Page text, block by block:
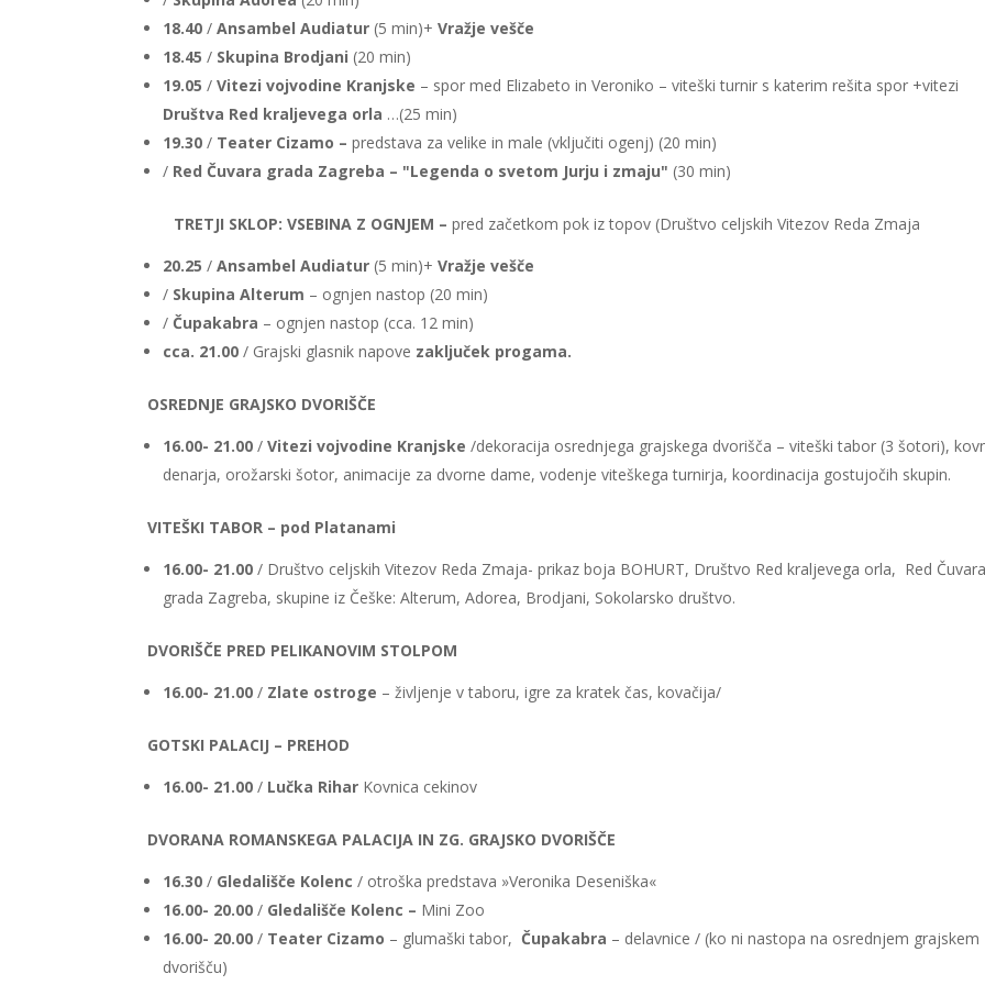
18.40/ Ansambel Audiatur (5 min)+Vražje vešče
18.45/ Skupina Brodjani (20 min)
19.05/Vitezi vojvodine Kranjske – spor med Elizabeto in Veroniko – viteški turnir s katerim rešita spor +vitezi
Društva Red kraljevega orla …(25 min)
19.30/ Teater Cizamo –predstava za velike in male (vključiti ogenj) (20 min)
/ Red Čuvara grada Zagreba – "Legenda o svetom Jurju i zmaju" (30 min)
TRETJI SKLOP: VSEBINA Z OGNJEM –pred začetkom pok iz topov (Društvo celjskih Vitezov Reda Zmaja
20.25/ Ansambel Audiatur (5 min)+Vražje vešče
/ Skupina Alterum – ognjen nastop (20 min)
/ Čupakabra – ognjen nastop (cca. 12 min)
cca. 21.00 / Grajski glasnik napove zaključek progama.
OSREDNJE GRAJSKO DVORIŠČE
16.00- 21.00/Vitezi vojvodine Kranjske /dekoracija osrednjega grajskega dvorišča – viteški tabor (3 šotori),
denarja, orožarski šotor, animacije za dvorne dame, vodenje viteškega turnirja, koordinacija gostujočih skupin.
VITEŠKI TABOR – pod Platanami
16.00- 21.00/ Društvo celjskih Vitezov Reda Zmaja- prikaz boja BOHURT, Društvo Red kraljevega orla, Red
grada Zagreba, skupine iz Češke: Alterum, Adorea, Brodjani, Sokolarsko društvo.
DVORIŠČE PRED PELIKANOVIM STOLPOM
16.00- 21.00/ Zlate ostroge – življenje v taboru, igre za kratek čas, kovačija/
GOTSKI PALACIJ – PREHOD
16.00- 21.00/ Lučka Rihar Kovnica cekinov
DVORANA ROMANSKEGA PALACIJA IN ZG. GRAJSKO DVORIŠČE
16.30/ Gledališče Kolenc/ otroška predstava »Veronika Deseniška«
16.00- 20.00 / Gledališče Kolenc – Mini Zoo
16.00- 20.00 / Teater Cizamo – glumaški tabor,Čupakabra – delavnice / (ko ni nastopa na osrednjem grajskem
dvorišču)